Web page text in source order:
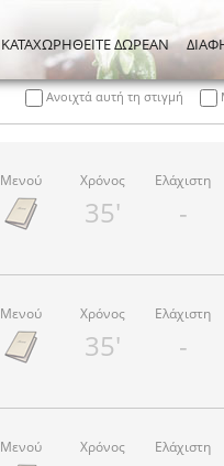
ΚΑΤΑΧΩΡΗΘΕΙΤΕ ΔΩΡΕΑΝ
Ανοιχτά αυτή τη στιγμή
Μενού Χρόνος
35'
Ελάχιστη
-
Μενού Χρόνος
35'
Ελάχιστη
-
Μενού Χρόνος Ελάχιστη